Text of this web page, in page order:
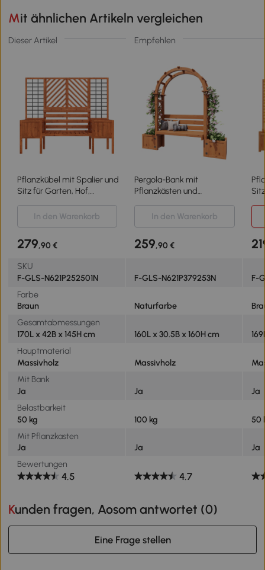
Mit ähnlichen Artikeln vergleichen
Dieser Artikel Empfehlen
Pflanzkübel mit Spalier und
Sitz für Garten, Hof,
Kletterpflanzen, 170 x 42 x
145 cm, Braun
Pergola-Bank mit
Pflanzkästen und
Rankgitter, dreifach-
Funktion: Sitzbank,
160 x 30,5 x 160 cm,
In den Warenkorb In den Warenkorb
279,90 € 259,90 €
SKU
F-GLS-N621P252501N
F-GLS-N621P379253N
F-
Farbe
Braun
Naturfarbe
Gesamtabmessungen
170L x 42B x 145H cm
160L x 30.5B x 160H cm
Hauptmaterial
Massivholz
Massivholz
Mit Bank
Ja
Ja
Ja
Belastbarkeit
50 kg
100 kg
50
Mit Pflanzkasten
Ja
Ja
Ja
Bewertungen
4.5 4.7
Kunden fragen, Aosom antwortet (0)
Eine Frage stellen